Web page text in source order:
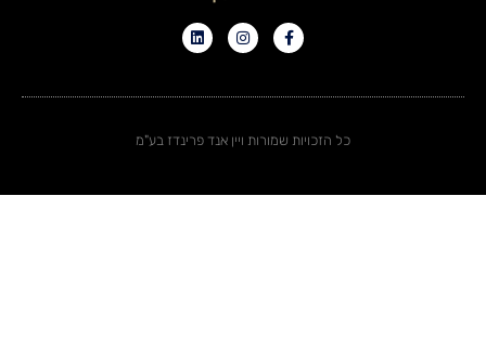
כל הזכויות שמורות ויין אנד פרינדז בע"מ